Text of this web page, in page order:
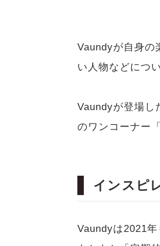
Vaundyが自身の
い人物などにつ
Vaundyが登場し
のワンコーナー
インスピ
Vaundyは2021